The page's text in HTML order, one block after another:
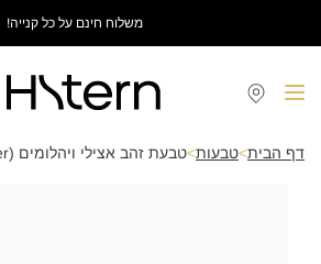
משלוח חינם על כל קנייה!
דף הבית>טבעות>טבעת זהב אצילי ויהלומים (Flow(er קטנה